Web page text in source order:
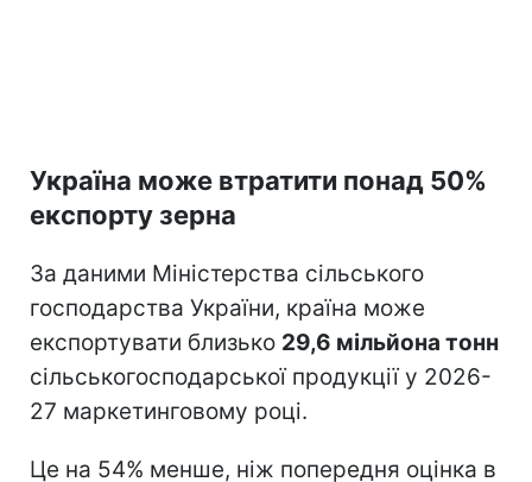
Україна може втратити понад 50%
експорту зерна
За даними Міністерства сільського
господарства України, країна може
експортувати близько 29,6 мільйона тонн
сільськогосподарської продукції у 2026-
27 маркетинговому році.
Це на 54% менше, ніж попередня оцінка в